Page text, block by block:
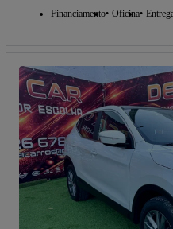
Financiamento Oficina